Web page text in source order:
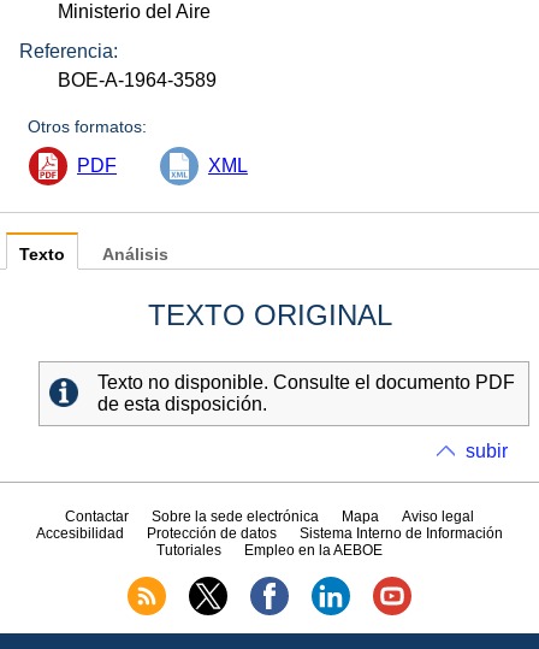
Ministerio del Aire
Referencia:
BOE-A-1964-3589
Otros formatos:
PDF XML
Texto
TEXTO ORIGINAL
Texto no disponible. Consulte el documento PDF
de esta disposición.
Análisis
subir
Contactar Sobre la sede electrónica Mapa
Aviso legal
Accesibilidad
Protección de datos
Sistema Interno de Información
Tutoriales
Empleo en la AEBOE